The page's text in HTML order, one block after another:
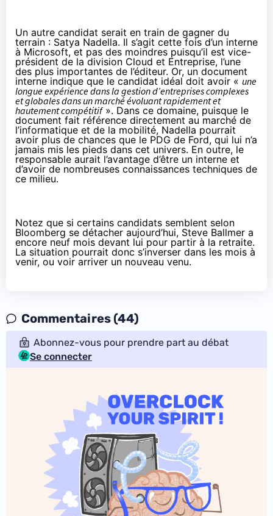
Un autre candidat serait en train de gagner du
terrain : Satya Nadella. Il s’agit cette fois d’un interne
à Microsoft, et pas des moindres puisqu’il est vice-
président de la division Cloud et Entreprise, l’une
des plus importantes de l’éditeur. Or, un document
interne indique que le candidat idéal doit avoir « une
longue expérience dans la gestion d’entreprises complexes
et globales dans un marché évoluant rapidement et
hautement compétitif». Dans ce domaine, puisque le
document fait référence directement au marché de
l’informatique et de la mobilité, Nadella pourrait
avoir plus de chances que le PDG de Ford, qui lui n’a
jamais mis les pieds dans cet univers. En outre, le
responsable aurait l’avantage d’être un interne et
d’avoir de nombreuses connaissances techniques de
ce milieu.
Notez que si certains candidats semblent selon
Bloomberg se détacher aujourd’hui, Steve Ballmer a
encore neuf mois devant lui pour partir à la retraite.
La situation pourrait donc s’inverser dans les mois à
venir, ou voir arriver un nouveau venu.
Commentaires (44)
Abonnez-vous pour prendre part au débat
Se connecter